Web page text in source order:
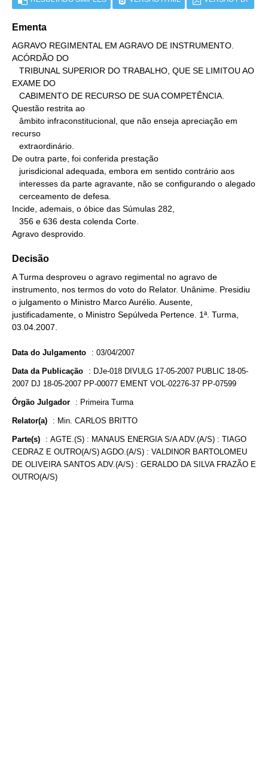
Ementa
AGRAVO REGIMENTAL EM AGRAVO DE INSTRUMENTO.
ACÓRDÃO DO
EXAME DO
Questão restrita ao
recurso
De outra parte, foi conferida prestação
Incide, ademais, o óbice das Súmulas 282,
Agravo desprovido.
Decisão
A Turma desproveu o agravo regimental no agravo de
instrumento, nos termos do voto do Relator. Unânime. Presidiu
o julgamento o Ministro Marco Aurélio. Ausente,
justificadamente, o Ministro Sepúlveda Pertence. 1ª. Turma,
03.04.2007.
Data do Julgamento : 03/04/2007
Data da Publicação : DJe-018 DIVULG 17-05-2007 PUBLIC 18-05-
2007 DJ 18-05-2007 PP-00077 EMENT VOL-02276-37 PP-07599
Órgão Julgador : Primeira Turma
Relator(a) : Min. CARLOS BRITTO
Parte(s) : AGTE.(S) : MANAUS ENERGIA S/A ADV.(A/S) : TIAGO
CEDRAZ E OUTRO(A/S) AGDO.(A/S) : VALDINOR BARTOLOMEU
DE OLIVEIRA SANTOS ADV.(A/S) : GERALDO DA SILVA FRAZÃO E
OUTRO(A/S)